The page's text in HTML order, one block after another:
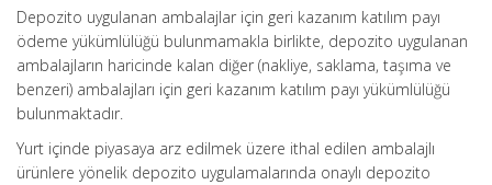
Depozito uygulanan ambalajlar için geri kazanım katılım payı
ödeme yükümlülüğü bulunmamakla birlikte, depozito uygulanan
ambalajların haricinde kalan diğer (nakliye, saklama, taşıma ve
benzeri) ambalajları için geri kazanım katılım payı yükümlülüğü
bulunmaktadır.
Yurt içinde piyasaya arz edilmek üzere ithal edilen ambalajlı
ürünlere yönelik depozito uygulamalarında onaylı depozito